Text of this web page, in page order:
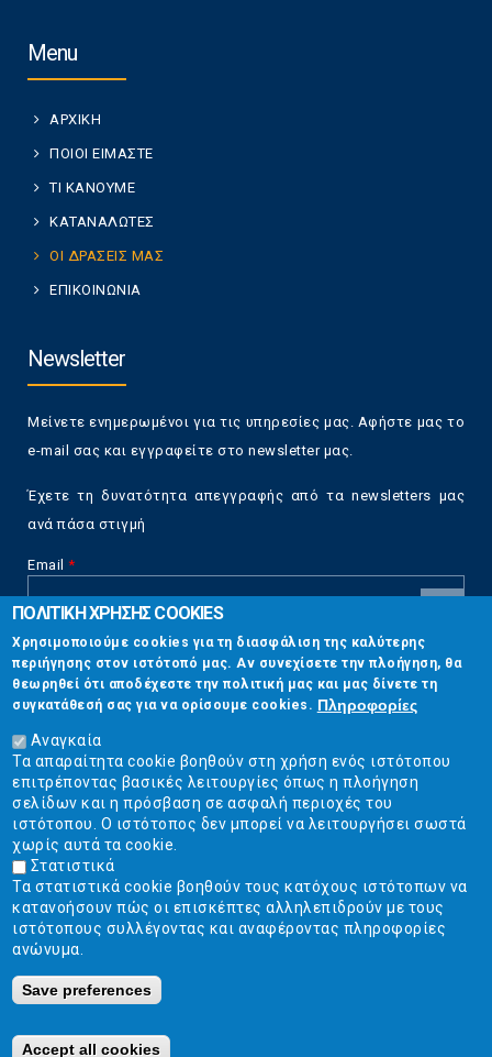
Menu
ΑΡΧΙΚΗ
ΠΟΙΟΙ ΕΙΜΑΣΤΕ
ΤΙ ΚΑΝΟΥΜΕ
ΚΑΤΑΝΑΛΩΤΕΣ
ΟΙ ΔΡΑΣΕΙΣ ΜΑΣ
ΕΠΙΚΟΙΝΩΝΙΑ
Newsletter
Μείνετε ενημερωμένοι για τις υπηρεσίες μας. Αφήστε μας το
e-mail σας και εγγραφείτε στο newsletter μας.
Έχετε τη δυνατότητα απεγγραφής από τα newsletters μας
ανά πάσα στιγμή
Email *
CAPTCHA
This
question is
for testing
whether or
not you are a
human visitor
and to
prevent
automated
spam
submissions.
5+2
Επικοινωνία
Στουρνάρη 17, Αθήνα 10683
2103304444
info@ekpizo.gr
www.ekpizo.gr
Δευ - Πεμ:10:00 πμ - 2:00 μμ
Σάβ - Κυρ: Κλειστά
Κατασκευή ιστοσελίδων Istology | Web & Marketing Solutions
ΠΟΛΙΤΙΚΗ ΧΡΗΣΗΣ COOKIES
Χρησιμοποιούμε cookies για τη διασφάλιση της καλύτερης
περιήγησης στον ιστότοπό μας. Αν συνεχίσετε την πλοήγηση, θα
θεωρηθεί ότι αποδέχεστε την πολιτική μας και μας δίνετε τη
συγκατάθεσή σας για να ορίσουμε cookies. Πληροφορίες
Αναγκαία
Τα απαραίτητα cookie βοηθούν στη χρήση ενός ιστότοπου
επιτρέποντας βασικές λειτουργίες όπως η πλοήγηση
σελίδων και η πρόσβαση σε ασφαλή περιοχές του
ιστότοπου. Ο ιστότοπος δεν μπορεί να λειτουργήσει σωστά
χωρίς αυτά τα cookie.
Στατιστικά
Τα στατιστικά cookie βοηθούν τους κατόχους ιστότοπων να
κατανοήσουν πώς οι επισκέπτες αλληλεπιδρούν με τους
ιστότοπους συλλέγοντας και αναφέροντας πληροφορίες
ανώνυμα.
Save preferences
Accept all cookies